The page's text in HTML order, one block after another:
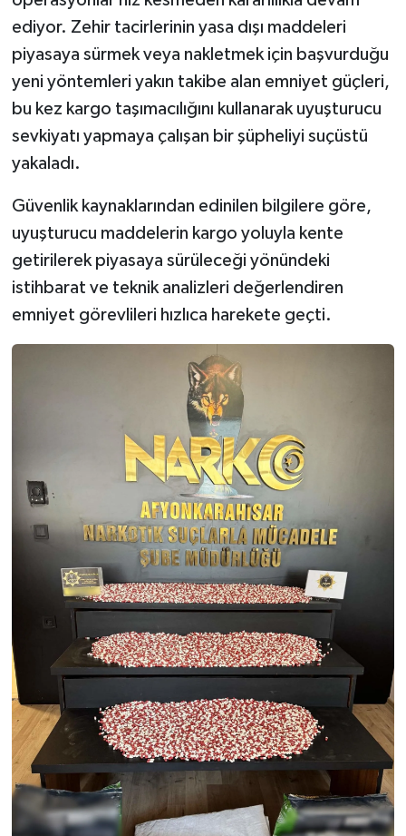
ediyor. Zehir tacirlerinin yasa dışı maddeleri
piyasaya sürmek veya nakletmek için başvurduğu
yeni yöntemleri yakın takibe alan emniyet güçleri,
bu kez kargo taşımacılığını kullanarak uyuşturucu
sevkiyatı yapmaya çalışan bir şüpheliyi suçüstü
yakaladı.
Güvenlik kaynaklarından edinilen bilgilere göre,
uyuşturucu maddelerin kargo yoluyla kente
getirilerek piyasaya sürüleceği yönündeki
istihbarat ve teknik analizleri değerlendiren
emniyet görevlileri hızlıca harekete geçti.